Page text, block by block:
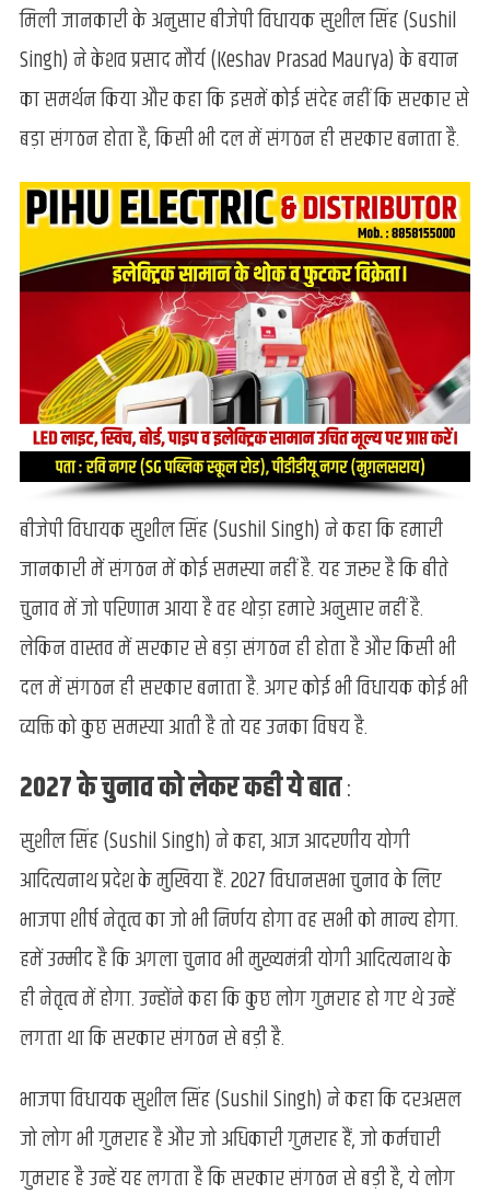
मिली जानकारी के अनुसार बीजेपी विधायक सुशील सिंह (Sushil
Singh) ने केशव प्रसाद मौर्य (Keshav Prasad Maurya) के बयान
का समर्थन किया और कहा कि इसमें कोई संदेह नहीं कि सरकार से
बड़ा संगठन होता है, किसी भी दल में संगठन ही सरकार बनाता है.
बीजेपी विधायक सुशील सिंह (Sushil Singh) ने कहा कि हमारी
जानकारी में संगठन में कोई समस्या नहीं है. यह जरूर है कि बीते
चुनाव में जो परिणाम आया है वह थोड़ा हमारे अनुसार नहीं है.
लेकिन वास्तव में सरकार से बड़ा संगठन ही होता है और किसी भी
दल में संगठन ही सरकार बनाता है. अगर कोई भी विधायक कोई भी
व्यक्ति को कुछ समस्या आती है तो यह उनका विषय है.
2027 के चुनाव को लेकर कही ये बात:
सुशील सिंह (Sushil Singh) ने कहा, आज आदरणीय योगी
आदित्यनाथ प्रदेश के मुखिया हैं. 2027 विधानसभा चुनाव के लिए
भाजपा शीर्ष नेतृत्व का जो भी निर्णय होगा वह सभी को मान्य होगा.
हमें उम्मीद है कि अगला चुनाव भी मुख्यमंत्री योगी आदित्यनाथ के
ही नेतृत्व में होगा. उन्होंने कहा कि कुछ लोग गुमराह हो गए थे उन्हें
लगता था कि सरकार संगठन से बड़ी है.
भाजपा विधायक सुशील सिंह (Sushil Singh) ने कहा कि दरअसल
जो लोग भी गुमराह है और जो अधिकारी गुमराह हैं, जो कर्मचारी
गुमराह है उन्हें यह लगता है कि सरकार संगठन से बड़ी है, ये लोग